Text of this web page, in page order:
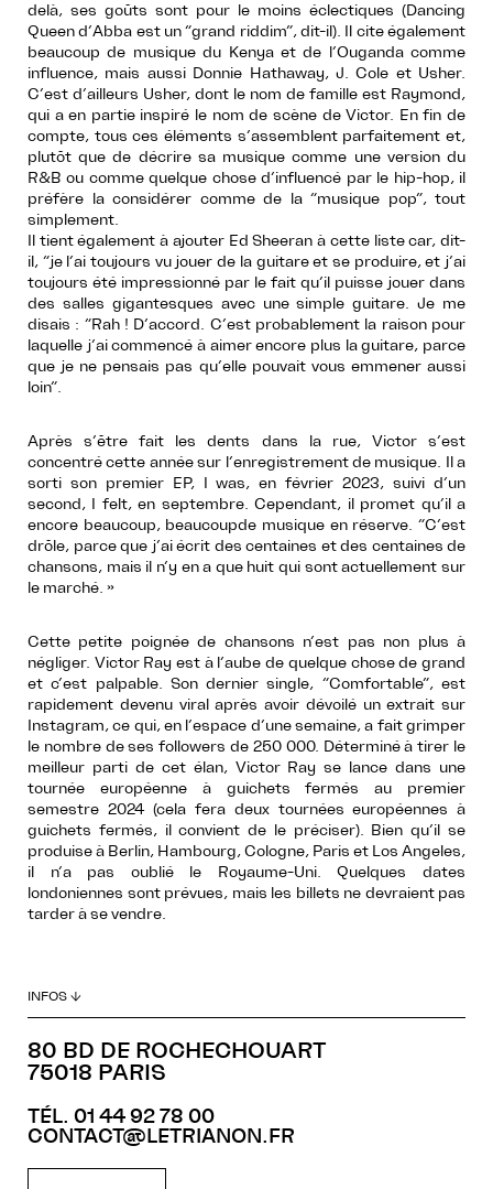
delà, ses goûts sont pour le moins éclectiques (Dancing
Queen d’Abba est un “grand riddim”, dit-il). Il cite également
beaucoup de musique du Kenya et de l’Ouganda comme
influence, mais aussi Donnie Hathaway, J. Cole et Usher.
C’est d’ailleurs Usher, dont le nom de famille est Raymond,
qui a en partie inspiré le nom de scène de Victor. En fin de
compte, tous ces éléments s’assemblent parfaitement et,
plutôt que de décrire sa musique comme une version du
R&B ou comme quelque chose d’influencé par le hip-hop, il
préfère la considérer comme de la “musique pop”, tout
simplement.
Il tient également à ajouter Ed Sheeran à cette liste car, dit-
il, “je l’ai toujours vu jouer de la guitare et se produire, et j’ai
toujours été impressionné par le fait qu’il puisse jouer dans
des salles gigantesques avec une simple guitare. Je me
disais : “Rah ! D’accord. C’est probablement la raison pour
laquelle j’ai commencé à aimer encore plus la guitare, parce
que je ne pensais pas qu’elle pouvait vous emmener aussi
loin”.
Après s’être fait les dents dans la rue, Victor s’est
concentré cette année sur l’enregistrement de musique. Il a
sorti son premier EP, I was, en février 2023, suivi d’un
second, I felt, en septembre. Cependant, il promet qu’il a
encore beaucoup, beaucoupde musique en réserve. “C’est
drôle, parce que j’ai écrit des centaines et des centaines de
chansons, mais il n’y en a que huit qui sont actuellement sur
le marché. »
Cette petite poignée de chansons n’est pas non plus à
négliger. Victor Ray est à l’aube de quelque chose de grand
et c’est palpable. Son dernier single, “Comfortable”, est
rapidement devenu viral après avoir dévoilé un extrait sur
Instagram, ce qui, en l’espace d’une semaine, a fait grimper
le nombre de ses followers de 250 000. Déterminé à tirer le
meilleur parti de cet élan, Victor Ray se lance dans une
tournée européenne à guichets fermés au premier
semestre 2024 (cela fera deux tournées européennes à
guichets fermés, il convient de le préciser). Bien qu’il se
produise à Berlin, Hambourg, Cologne, Paris et Los Angeles,
il n’a pas oublié le Royaume-Uni. Quelques dates
londoniennes sont prévues, mais les billets ne devraient pas
tarder à se vendre.
INFOS ↓
80 BD DE ROCHECHOUART
75018 PARIS
TÉL. 01 44 92 78 00
CONTACT@LETRIANON.FR